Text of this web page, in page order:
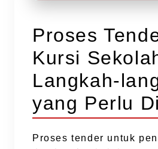
Proses
Kursi
Langkah-
yang Perlu
Proses tender untuk